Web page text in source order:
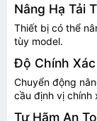
Nâng Hạ Tải
Thiết bị có thể
tùy model.
Độ Chính
Chuyển động
cầu định vị chính
Tự Hãm An